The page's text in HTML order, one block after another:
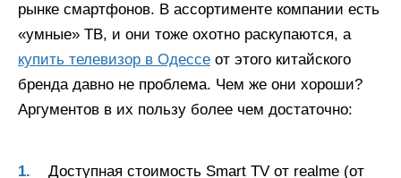
рынке смартфонов. В ассортименте компании есть
«умные» ТВ, и они тоже охотно раскупаются, а
купить телевизор в Одессе от этого китайского
бренда давно не проблема. Чем же они хороши?
Аргументов в их пользу более чем достаточно:
Доступная стоимость Smart TV от realme (от